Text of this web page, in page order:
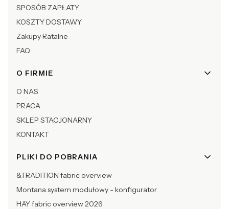
SPOSÓB ZAPŁATY
KOSZTY DOSTAWY
Zakupy Ratalne
FAQ
O FIRMIE
O NAS
PRACA
SKLEP STACJONARNY
KONTAKT
PLIKI DO POBRANIA
&TRADITION fabric overview
Montana system modułowy - konfigurator
HAY fabric overview 2026